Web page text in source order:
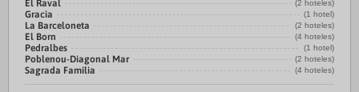
El Raval (2 hoteles)
Gracia (1 hotel)
La Barceloneta (2 hoteles)
El Born (4 hoteles)
Pedralbes (1 hotel)
Poblenou-Diagonal Mar (2 hoteles)
Sagrada Familia (4 hoteles)